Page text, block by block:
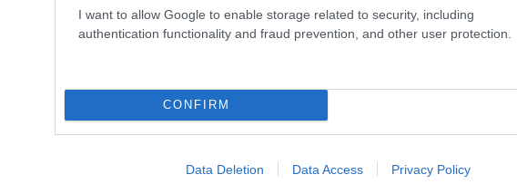
I want to allow Google to enable storage related to security, including
authentication functionality and fraud prevention, and other user protection.
CONFIRM
Data Deletion Data Access Privacy Policy